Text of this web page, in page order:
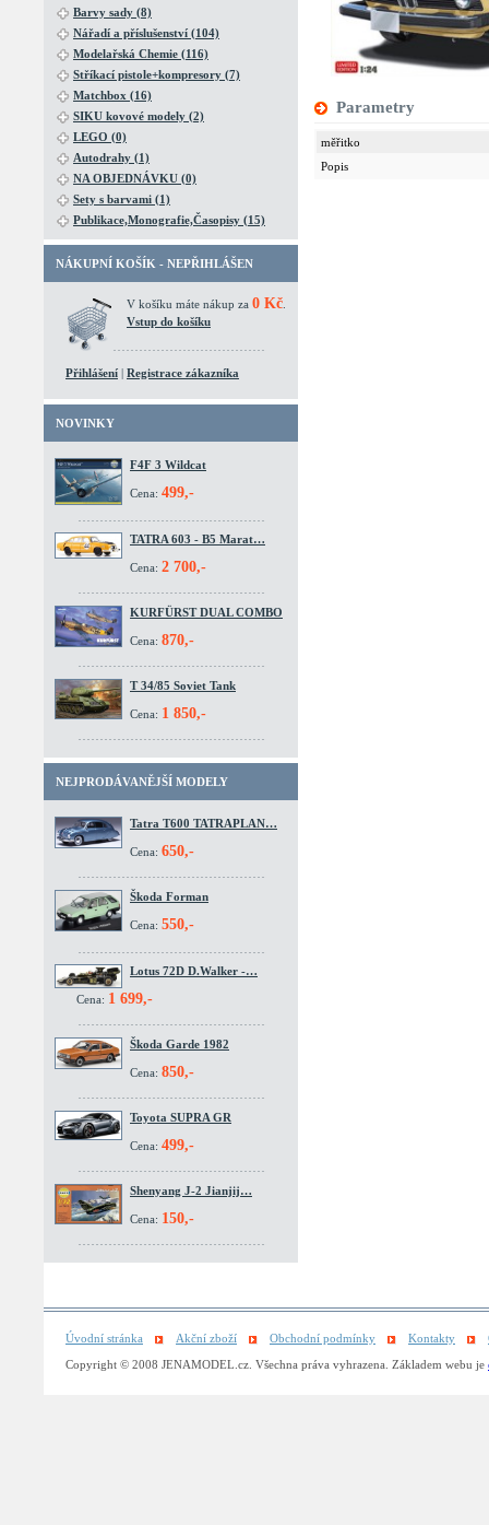
Barvy sady (8)
Nářadí a příslušenství (104)
Modelařská Chemie (116)
Stříkací pistole+kompresory (7)
Matchbox (16)
SIKU kovové modely (2)
LEGO (0)
Autodrahy (1)
NA OBJEDNÁVKU (0)
Sety s barvami (1)
Publikace,Monografie,Časopisy (15)
NÁKUPNÍ KOŠÍK - NEPŘIHLÁŠEN
V košíku máte nákup za 0 Kč
Vstup do košíku
Přihlášení | Registrace zákazníka
NOVINKY
F4F 3 Wildcat
Cena: 499,-
TATRA 603 - B5 Marat…
Cena: 2 700,-
KURFÜRST DUAL COMBO
Cena: 870,-
T 34/85 Soviet Tank
Cena: 1 850,-
NEJPRODÁVANĚJŠÍ MODELY
Tatra T600 TATRAPLAN…
Cena: 650,-
Škoda Forman
Cena: 550,-
Lotus 72D D.Walker -…
Cena: 1 699,-
Škoda Garde 1982
Cena: 850,-
Toyota SUPRA GR
Cena: 499,-
Shenyang J-2 Jianjij…
Cena: 150,-
Parametry
měřitko
Popis
Úvodní stránka Akční zboží Obchodní podmínky Kontakty
Copyright © 2008 JENAMODEL.cz. Všechna práva vyhrazena. Základem webu je